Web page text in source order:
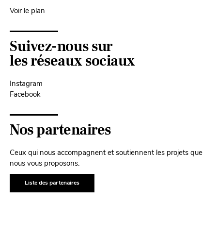
Voir le plan
Suivez-nous sur
les réseaux sociaux
Instagram
Facebook
Nos partenaires
Ceux qui nous accompagnent et soutiennent les projets que
nous vous proposons.
Liste des partenaires